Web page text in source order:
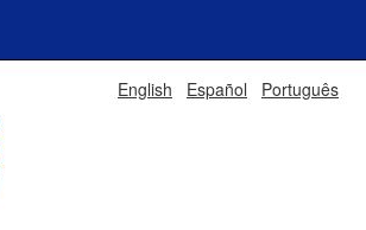
English Español Português